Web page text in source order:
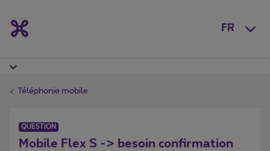
FR
Téléphonie mobile
QUESTION
Mobile Flex S -> besoin confirmation